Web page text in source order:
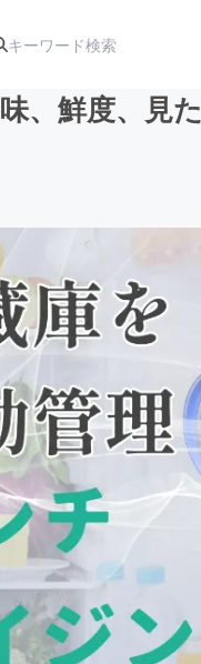
アート・写真
テクノロジー・ガジェット
映像・映画
ビジネス・起業
まちづくり・地域活性化
味、鮮度、見